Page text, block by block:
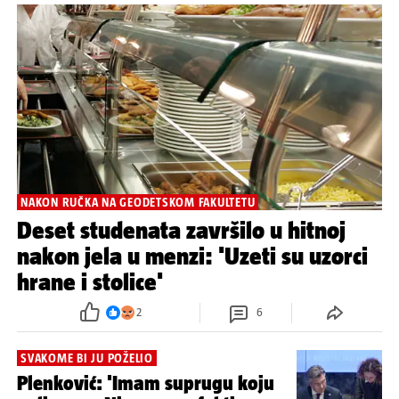
NAKON RUČKA NA GEODETSKOM FAKULTETU
Deset studenata završilo u hitnoj
nakon jela u menzi: 'Uzeti su uzorci
hrane i stolice'
2 6
SVAKOME BI JU POŽELIO
Plenković: 'Imam suprugu koju